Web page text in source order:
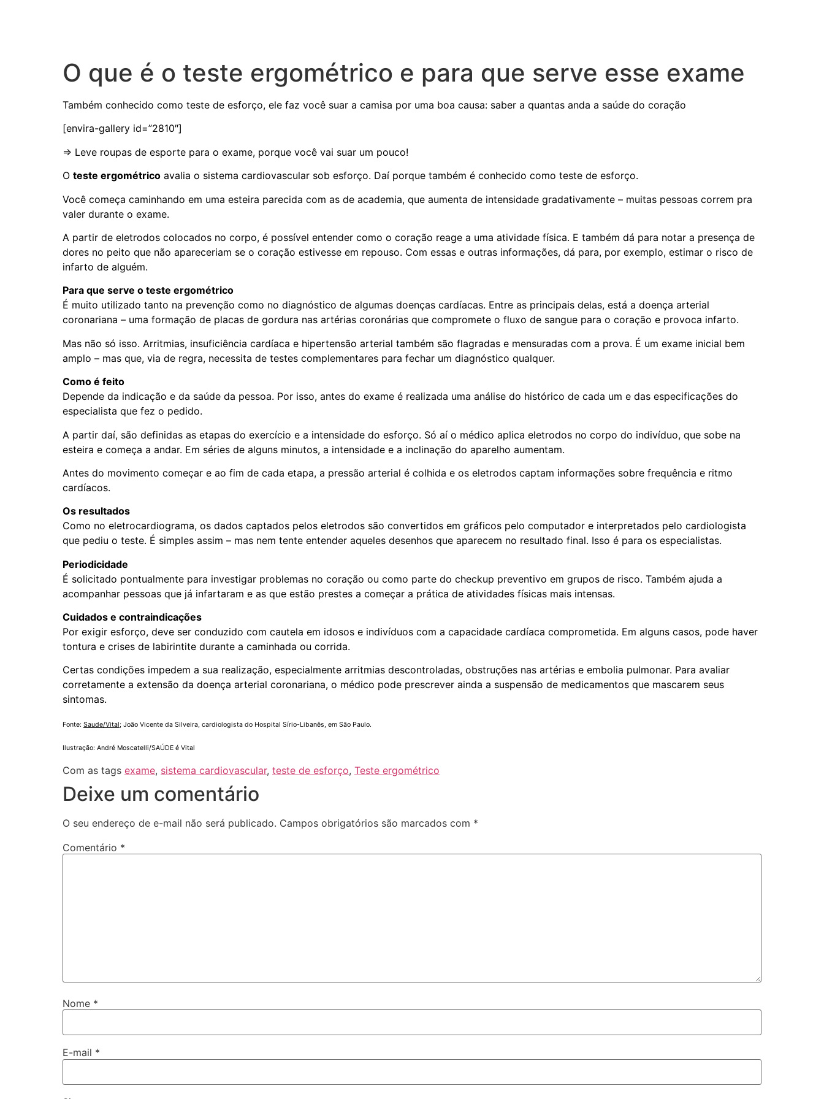
O que é o teste ergométrico e para que serve esse exame
Também conhecido como teste de esforço, ele faz você suar a camisa por uma boa causa: saber a quantas anda a saúde do coração
[envira-gallery id=”2810″]
=> Leve roupas de esporte para o exame, porque você vai suar um pouco!
O teste ergométrico avalia o sistema cardiovascular sob esforço. Daí porque também é conhecido como teste de esforço.
Você começa caminhando em uma esteira parecida com as de academia, que aumenta de intensidade gradativamente – muitas pessoas correm pra
valer durante o exame.
A partir de eletrodos colocados no corpo, é possível entender como o coração reage a uma atividade física. E também dá para notar a presença de
dores no peito que não apareceriam se o coração estivesse em repouso. Com essas e outras informações, dá para, por exemplo, estimar o risco de
infarto de alguém.
Para que serve o teste ergométrico
É muito utilizado tanto na prevenção como no diagnóstico de algumas doenças cardíacas. Entre as principais delas, está a doença arterial
coronariana – uma formação de placas de gordura nas artérias coronárias que compromete o fluxo de sangue para o coração e provoca infarto.
Mas não só isso. Arritmias, insuficiência cardíaca e hipertensão arterial também são flagradas e mensuradas com a prova. É um exame inicial bem
amplo – mas que, via de regra, necessita de testes complementares para fechar um diagnóstico qualquer.
Como é feito
Depende da indicação e da saúde da pessoa. Por isso, antes do exame é realizada uma análise do histórico de cada um e das especificações do
especialista que fez o pedido.
A partir daí, são definidas as etapas do exercício e a intensidade do esforço. Só aí o médico aplica eletrodos no corpo do indivíduo, que sobe na
esteira e começa a andar. Em séries de alguns minutos, a intensidade e a inclinação do aparelho aumentam.
Antes do movimento começar e ao fim de cada etapa, a pressão arterial é colhida e os eletrodos captam informações sobre frequência e ritmo
cardíacos.
Os resultados
Como no eletrocardiograma, os dados captados pelos eletrodos são convertidos em gráficos pelo computador e interpretados pelo cardiologista
que pediu o teste. É simples assim – mas nem tente entender aqueles desenhos que aparecem no resultado final. Isso é para os especialistas.
Periodicidade
É solicitado pontualmente para investigar problemas no coração ou como parte do checkup preventivo em grupos de risco. Também ajuda a
acompanhar pessoas que já infartaram e as que estão prestes a começar a prática de atividades físicas mais intensas.
Cuidados e contraindicações
Por exigir esforço, deve ser conduzido com cautela em idosos e indivíduos com a capacidade cardíaca comprometida. Em alguns casos, pode haver
tontura e crises de labirintite durante a caminhada ou corrida.
Certas condições impedem a sua realização, especialmente arritmias descontroladas, obstruções nas artérias e embolia pulmonar. Para avaliar
corretamente a extensão da doença arterial coronariana, o médico pode prescrever ainda a suspensão de medicamentos que mascarem seus
sintomas.
Fonte: Saude/Vital; João Vicente da Silveira, cardiologista do Hospital Sírio-Libanês, em São Paulo.
Ilustração: André Moscatelli/SAÚDE é Vital
Com as tags exame, sistema cardiovascular, teste de esforço, Teste ergométrico
Deixe um comentário
O seu endereço de e-mail não será publicado. Campos obrigatórios são marcados com *
Comentário *
Nome *
E-mail *